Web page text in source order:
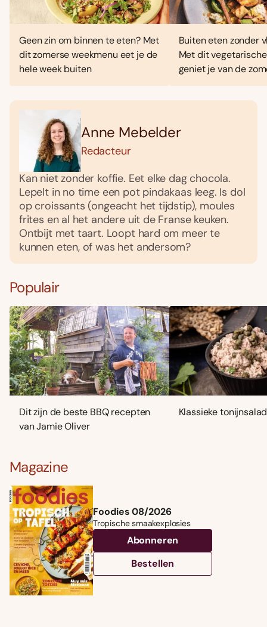
Geen zin om binnen te eten? Met
dit zomerse weekmenu eet je de
hele week buiten
Buiten eten zonder
Met dit
geniet je van de
Anne Mebelder
Redacteur
Kan niet zonder koffie. Eet elke dag chocola.
Lepelt in no time een pot pindakaas leeg. Is dol
op croissants (ongeacht het tijdstip), moules
frites en al het andere uit de Franse keuken.
Ontbijt met taart. Loopt hard om meer te
kunnen eten, of was het andersom?
Populair
Dit zijn de beste BBQ recepten
van Jamie Oliver
Klassieke
Magazine
Foodies 08/2026
Tropische smaakexplosies
Abonneren
Bestellen